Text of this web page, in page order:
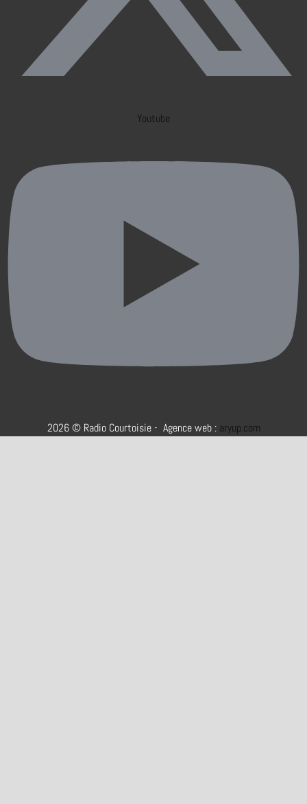
Youtube
2026 © Radio Courtoisie - Agence web : aryup.com